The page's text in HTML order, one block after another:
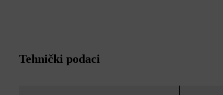
Tehnički podaci